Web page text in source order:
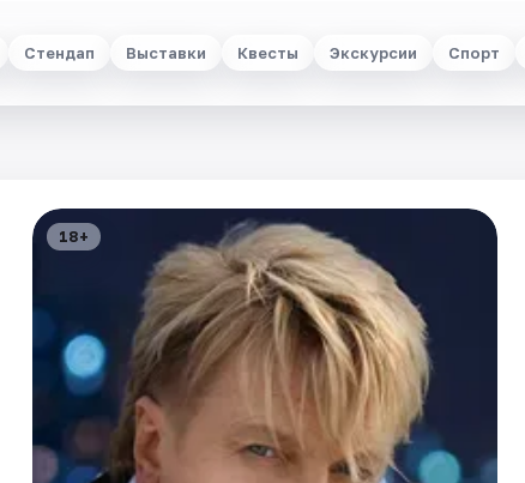
Стендап Выставки Квесты Экскурсии Спорт
18+